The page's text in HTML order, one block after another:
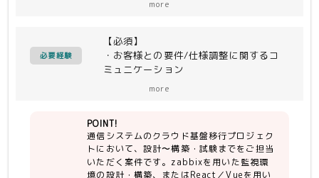
・reactまたはvueを使用したWEBアプ
リケーションの開発
・担当フェーズ：基本設計〜結合試験
more
必要経験
【必須】
・お客様との要件/仕様調整に関するコ
ミュニケーション
ーダとのコミュニケーション
（自ら報告、連絡、相談ができること）
・自身の作業が管理できること
・次のどちらかの経験があること（両方
more
POINT!
通信システムのクラウド基盤移行プロジェク
トにおいて、設計〜構築・試験までをご担当
いただく案件です。zabbixを用いた監視環
境の設計・構築、またはReact／Vueを用い